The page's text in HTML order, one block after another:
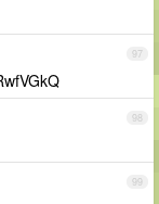
97
98
99